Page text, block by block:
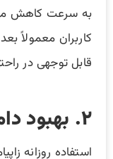
به سرعت کاهش
کاربران معمولاً
قابل توجهی در
۲. بهبود دامنه حرکتی مفصل
استفاده روزانه